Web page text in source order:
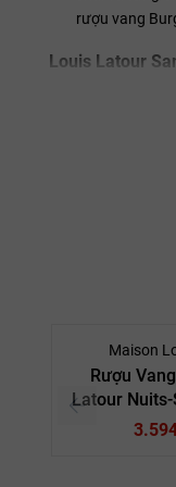
rượu vang
Louis Latour
Rượu vang
mềm mượt,
Thưởng thức
Maison
Rượu
Latour